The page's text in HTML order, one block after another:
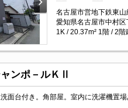
名古屋市営地下鉄東
愛知県名古屋市中村区
1K / 20.37m² 1階 / 2階
ンポ－ルＫⅡ
面台付き。角部屋。室内に洗濯機置場